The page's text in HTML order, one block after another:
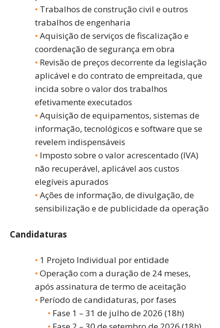
Trabalhos de construção civil e outros
trabalhos de engenharia
Aquisição de serviços de fiscalização e
coordenação de segurança em obra
Revisão de preços decorrente da legislação
aplicável e do contrato de empreitada, que
incida sobre o valor dos trabalhos
efetivamente executados
Aquisição de equipamentos, sistemas de
informação, tecnológicos e software que se
revelem indispensáveis
Imposto sobre o valor acrescentado (IVA)
não recuperável, aplicável aos custos
elegíveis apurados
Ações de informação, de divulgação, de
sensibilização e de publicidade da operação
Candidaturas
1 Projeto Individual por entidade
Operação com a duração de 24 meses,
após assinatura de termo de aceitação
Período de candidaturas, por fases
Fase 1 – 31 de julho de 2026 (18h)